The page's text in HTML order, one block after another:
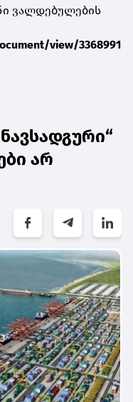
ვალდებულების
view/3368991
არ